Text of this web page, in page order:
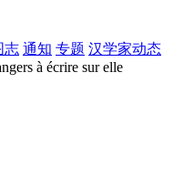
志 通知 专题 汉学家动态
à écrire sur elle